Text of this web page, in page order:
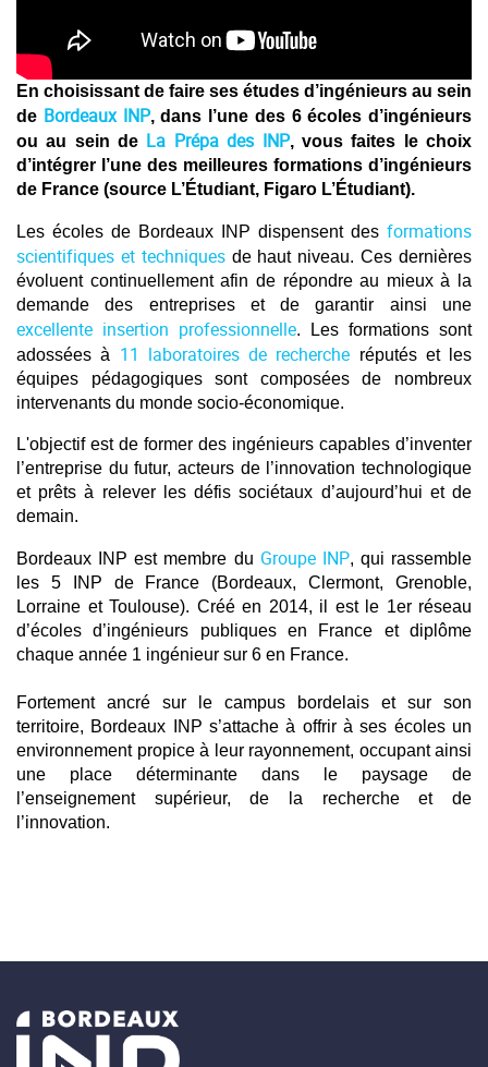
En choisissant de faire ses études d’ingénieurs au sein
de Bordeaux INP, dans l’une des 6 écoles d’ingénieurs
ou au sein de La Prépa des INP, vous faites le choix
d’intégrer l’une des meilleures formations d’ingénieurs
de France (source L’Étudiant, Figaro L’Étudiant).
Les écoles de Bordeaux INP dispensent des formations
scientifiques et techniquesde haut niveau. Ces dernières
évoluent continuellement afin de répondre au mieux à la
demande des entreprises et de garantir ainsi une
excellente insertion professionnelle. Les formations sont
adossées à 11 laboratoires de recherche réputés et les
équipes pédagogiques sont composées de nombreux
intervenants du monde socio-économique.
L'objectif est de former des ingénieurs capables d’inventer
l’entreprise du futur, acteurs de l’innovation technologique
et prêts à relever les défis sociétaux d’aujourd’hui et de
demain.
Bordeaux INP est membre du Groupe INP, qui rassemble
les 5 INP de France (Bordeaux, Clermont, Grenoble,
Lorraine et Toulouse). Créé en 2014, il est le 1er réseau
d’écoles d’ingénieurs publiques en France et diplôme
chaque année 1 ingénieur sur 6 en France.
Fortement ancré sur le campus bordelais et sur son
territoire, Bordeaux INP s’attache à offrir à ses écoles un
environnement propice à leur rayonnement, occupant ainsi
une place déterminante dans le paysage de
l’enseignement supérieur, de la recherche et de
l’innovation.